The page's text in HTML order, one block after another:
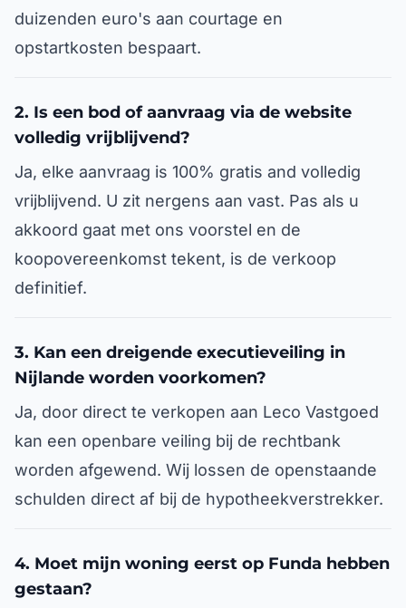
duizenden euro's aan courtage en
opstartkosten bespaart.
2. Is een bod of aanvraag via de website
volledig vrijblijvend?
Ja, elke aanvraag is 100% gratis and volledig
vrijblijvend. U zit nergens aan vast. Pas als u
akkoord gaat met ons voorstel en de
koopovereenkomst tekent, is de verkoop
definitief.
3. Kan een dreigende executieveiling in
Nijlande worden voorkomen?
Ja, door direct te verkopen aan Leco Vastgoed
kan een openbare veiling bij de rechtbank
worden afgewend. Wij lossen de openstaande
schulden direct af bij de hypotheekverstrekker.
4. Moet mijn woning eerst op Funda hebben
gestaan?